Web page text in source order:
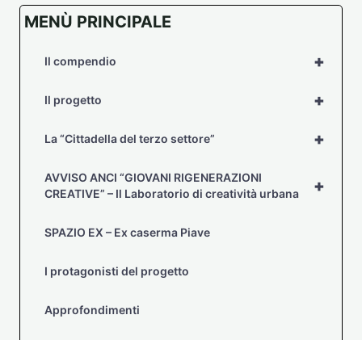
MENÙ PRINCIPALE
+
Il compendio
+
Il progetto
+
La “Cittadella del terzo settore”
+
AVVISO ANCI “GIOVANI RIGENERAZIONI
CREATIVE” – Il Laboratorio di creatività urbana
SPAZIO EX – Ex caserma Piave
I protagonisti del progetto
Approfondimenti